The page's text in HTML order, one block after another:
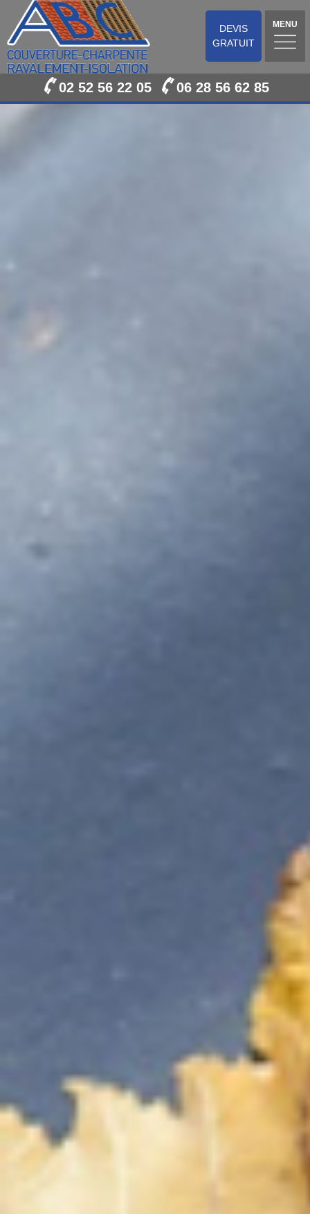
DEVIS
GRATUIT
MENU
02 52 56 22 05 06 28 56 62 85